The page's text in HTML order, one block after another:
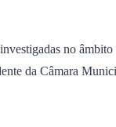
no
da Câmara